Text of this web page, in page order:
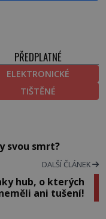
PŘEDPLATNÉ
ELEKTRONICKÉ
TIŠTĚNÉ
svou smrt?
DALŠÍ ČLÁNEK
hub, o kterých
ani tušení!